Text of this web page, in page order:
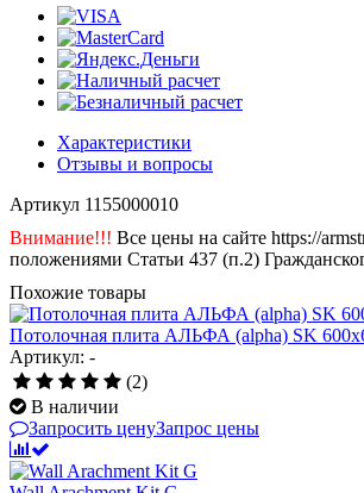
Характеристики
Отзывы и вопросы
Артикул 1155000010
Внимание!!! Все цены на сайте https://
положениями Статьи 437 (п.2)
Похожие товары
Потолочная плита АЛЬФА (alpha) SK
Артикул: -
(2)
В наличии
Запросить ценуЗапрос цены